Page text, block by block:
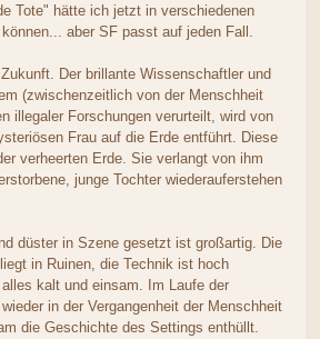
Tote" hätte ich jetzt in verschiedenen
aber SF passt auf jeden Fall.
Der brillante Wissenschaftler und
(zwischenzeitlich von der Menschheit
illegaler Forschungen verurteilt, wird von
Frau auf die Erde entführt. Diese
verheerten Erde. Sie verlangt von ihm
junge Tochter wiederauferstehen
düster in Szene gesetzt ist großartig. Die
in Ruinen, die Technik ist hoch
kalt und einsam. Im Laufe der
in der Vergangenheit der Menschheit
die Geschichte des Settings enthüllt.